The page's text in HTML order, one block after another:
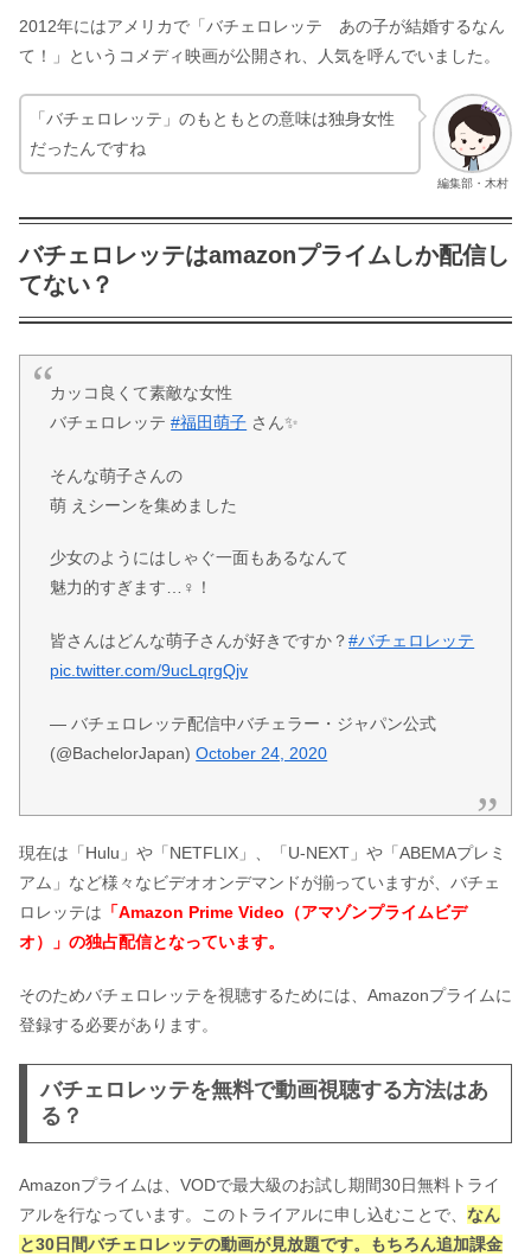
2012年にはアメリカで「バチェロレッテ あの子が結婚するなん
て！」というコメディ映画が公開され、人気を呼んでいました。
編集部・木村
「バチェロレッテ」のもともとの意味は独身女性
だったんですね
バチェロレッテはamazonプライムしか配信し
てない？
カッコ良くて素敵な女性
バチェロレッテ#福田萌子 さん✨
そんな萌子さんの
萌 えシーンを集めました
少女のようにはしゃぐ一面もあるなんて
魅力的すぎます…‍♀️！
皆さんはどんな萌子さんが好きですか？#バチェロレッテ
pic.twitter.com/9ucLqrgQjv
— バチェロレッテ配信中バチェラー・ジャパン公式
(@BachelorJapan)October 24, 2020
現在は「Hulu」や「NETFLIX」、「U-NEXT」や「ABEMAプレミ
アム」など様々なビデオオンデマンドが揃っていますが、バチェ
ロレッテは 「Amazon Prime Video（アマゾンプライムビデ
オ）」の独占配信となっています。
そのためバチェロレッテを視聴するためには、Amazonプライムに
登録する必要があります。
バチェロレッテを無料で動画視聴する方法はあ
る？
Amazonプライムは、VODで最大級のお試し期間30日無料トライ
アルを行なっています。
このトライアルに申し込むことで、 なん
と30日間バチェロレッテの動画が見放題です。もちろん追加課金